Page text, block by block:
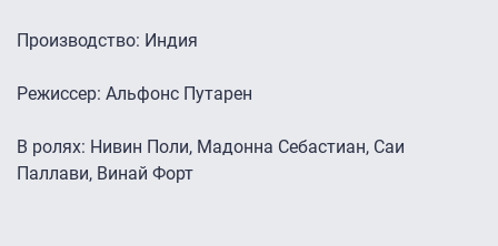
Производство: Индия
Режиссер: Альфонс Путарен
В ролях: Нивин Поли, Мадонна Себастиан, Саи
Паллави, Винай Форт